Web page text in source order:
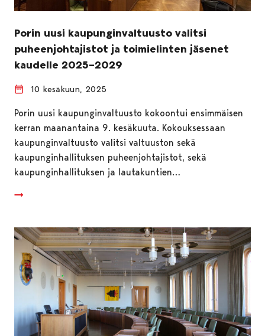
Porin uusi kaupunginvaltuusto valitsi
puheenjohtajistot ja toimielinten jäsenet
kaudelle 2025–2029
10 kesäkuun, 2025
Porin uusi kaupunginvaltuusto kokoontui ensimmäisen
kerran maanantaina 9. kesäkuuta. Kokouksessaan
kaupunginvaltuusto valitsi valtuuston sekä
kaupunginhallituksen puheenjohtajistot, sekä
kaupunginhallituksen ja lautakuntien…